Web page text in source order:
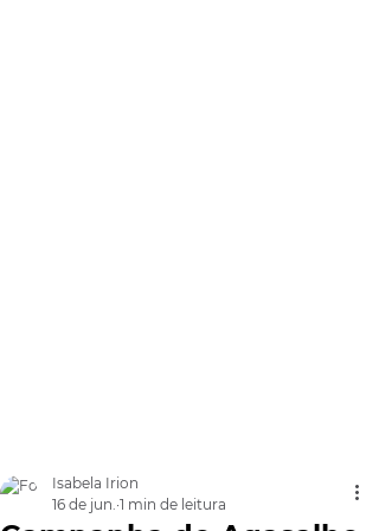
Isabela Irion
16 de jun. 1 min de leitura